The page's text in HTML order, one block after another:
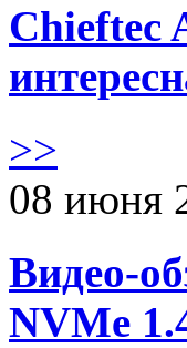
Chieftec
>>
08 июня
Видео-
NVMe